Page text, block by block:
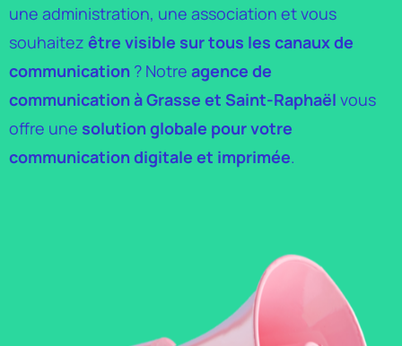
une administration, une association et vous
souhaitez être visible sur tous les canaux de
communication ? Notre agence de
communication à Grasse et Saint-Raphaël vous
offre une solution globale pour votre
communication digitale et imprimée.